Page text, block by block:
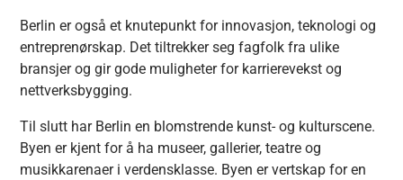
Berlin er også et knutepunkt for innovasjon, teknologi og
entreprenørskap. Det tiltrekker seg fagfolk fra ulike
bransjer og gir gode muligheter for karrierevekst og
nettverksbygging.
Til slutt har Berlin en blomstrende kunst- og kulturscene.
Byen er kjent for å ha museer, gallerier, teatre og
musikkarenaer i verdensklasse. Byen er vertskap for en